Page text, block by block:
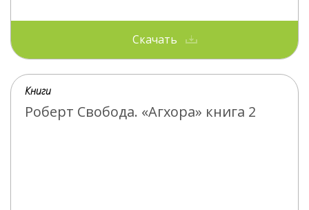
Скачать
Книги
Роберт Свобода. «Агхора» книга 2